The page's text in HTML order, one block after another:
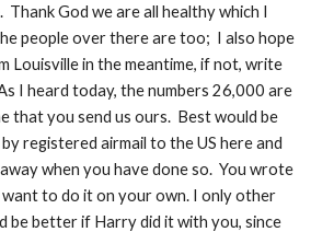
Thank God we are all healthy which I
people over there are too;  I also hope
Louisville in the meantime, if not, write
I heard today, the numbers 26,000 are
that you send us ours.  Best would be
registered airmail to the US here and
when you have done so.  You wrote
to do it on your own. I only other
be better if Harry did it with you, since